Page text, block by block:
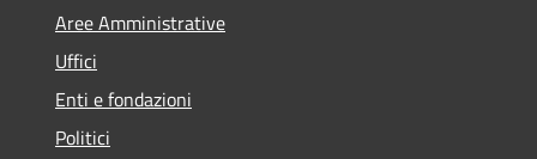
Aree Amministrative
Uffici
Enti e fondazioni
Politici